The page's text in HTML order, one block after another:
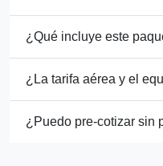
¿Qué incluye este
¿La tarifa aérea y el
¿Puedo pre-cotizar sin